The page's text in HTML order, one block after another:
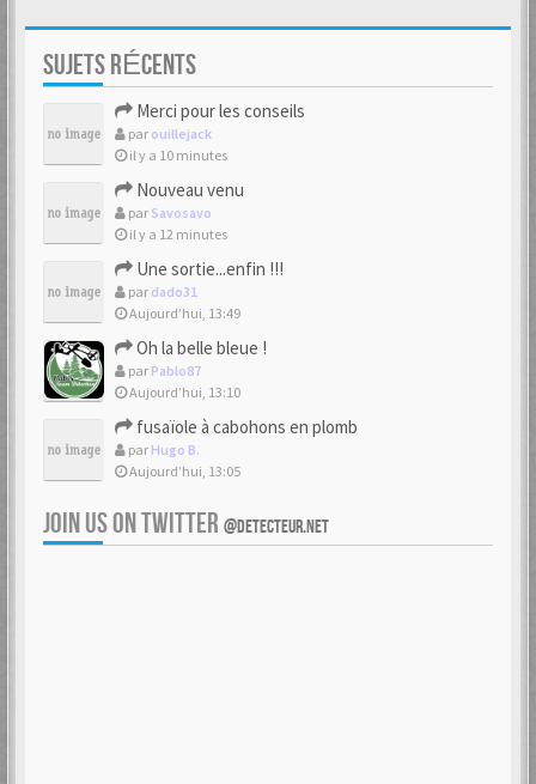
SUJETS RÉCENTS
Merci pour les conseils
par ouillejack
il y a 10 minutes
Nouveau venu
par Savosavo
il y a 12 minutes
Une sortie...enfin !!!
par dado31
Aujourd’hui, 13:49
Oh la belle bleue !
par Pablo87
Aujourd’hui, 13:10
fusaïole à cabohons en plomb
par Hugo B.
Aujourd’hui, 13:05
JOIN US ON TWITTER @DETECTEUR.NET